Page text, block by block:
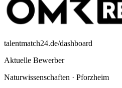
talentmatch24.de/dashboard
Aktuelle Bewerber
Naturwissenschaften · Pforzheim